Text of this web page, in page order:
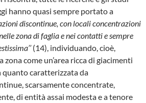
hanno quasi sempre portato a
discontinue, con locali concentrazioni
zona di faglia e nei contatti e sempre
(14), individuando, cioè,
come un’a­rea ricca di giacimenti
caratterizzata da
scarsamente concentrate,
di entità assai modesta e a tenore